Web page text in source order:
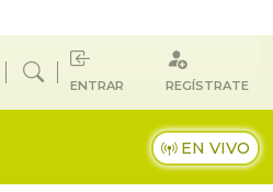
ENTRAR REGÍSTRATE
EN VIVO